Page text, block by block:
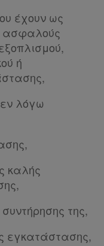
έχουν ως
ασφαλούς
ή
λόγω
καλής
της,
εγκατάστασης,